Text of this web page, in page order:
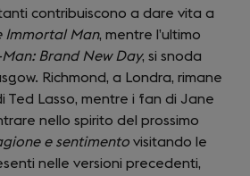
contribuiscono a dare vita a
Immortal Man, mentre l’ultimo
Man: Brand New Day, si snoda
Richmond, a Londra, rimane
Ted Lasso, mentre i fan di Jane
nello spirito del prossimo
e sentimento visitando le
nelle versioni precedenti,